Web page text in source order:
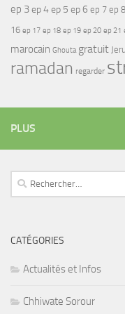
ep 3ep 4ep 5 ep 6 ep 7 ep 8
16 ep 17 ep 18 ep 19 ep 20 ep 21
marocain Ghouta gratuit
ramadan regarder
PLUS
Rechercher :
CATÉGORIES
Actualités et Infos
Chhiwate Sorour